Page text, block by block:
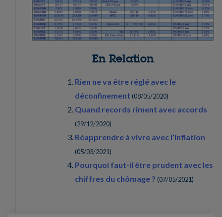
En Relation
Rien ne va être réglé avec le
déconfinement (08/05/2020)
Quand records riment avec accords
(29/12/2020)
Réapprendre à vivre avec l’inflation
(05/03/2021)
Pourquoi faut-il être prudent avec les
chiffres du chômage ? (07/05/2021)